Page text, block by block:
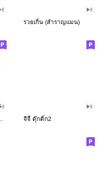
รวยเกิ้น (สำราญแมน)
จีจี้ ดุ๊กดิ๊ก2